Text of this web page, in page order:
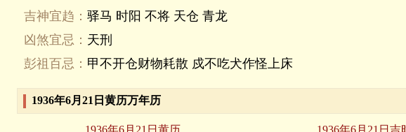
吉神宜趋： 驿马 时阳 不将 天仓 青龙
凶煞宜忌： 天刑
彭祖百忌： 甲不开仓财物耗散 戍不吃犬作怪上床
1936年6月21日黄历万年历
1936年6月21日黄历 1936年6月21日吉